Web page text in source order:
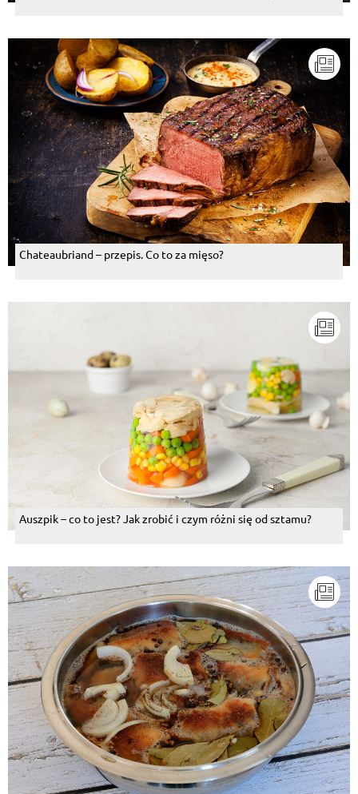
Chateaubriand – przepis. Co to za mięso?
Auszpik – co to jest? Jak zrobić i czym różni się od sztamu?